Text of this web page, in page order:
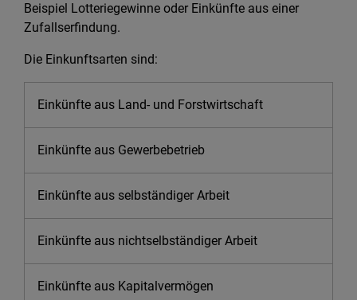
Beispiel Lotteriegewinne oder Einkünfte aus einer
Zufallserfindung.
Die Einkunftsarten sind:
Einkünfte aus Land- und Forstwirtschaft
Einkünfte aus Gewerbebetrieb
Einkünfte aus selbständiger Arbeit
Einkünfte aus nichtselbständiger Arbeit
Einkünfte aus Kapitalvermögen